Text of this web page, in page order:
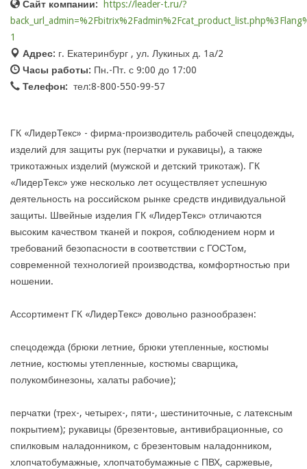
Сайт компании:
https://leader-t.ru/?
1
Адрес: г. Екатеринбург , ул. Лукиных д. 1а/2
Часы работы: Пн.-Пт. с 9:00 до 17:00
Телефон: тел:8-800-550-99-57
ГК «ЛидерТекс» - фирма-производитель рабочей спецодежды,
изделий для защиты рук (перчатки и рукавицы), а также
трикотажных изделий (мужской и детский трикотаж). ГК
«ЛидерТекс» уже несколько лет осуществляет успешную
деятельность на российском рынке средств индивидуальной
защиты. Швейные изделия ГК «ЛидерТекс» отличаются
высоким качеством тканей и покроя, соблюдением норм и
требований безопасности в соответствии с ГОСТом,
современной технологией производства, комфортностью при
ношении.
Ассортимент ГК «ЛидерТекс» довольно разнообразен:
спецодежда (брюки летние, брюки утепленные, костюмы
летние, костюмы утепленные, костюмы сварщика,
полукомбинезоны, халаты рабочие);
перчатки (трех-, четырех-, пяти-, шестиниточные, с латексным
покрытием); рукавицы (брезентовые, антивибрационные, со
спилковым наладонником, с брезентовым наладонником,
хлопчатобумажные, хлопчатобумажные с ПВХ, саржевые,